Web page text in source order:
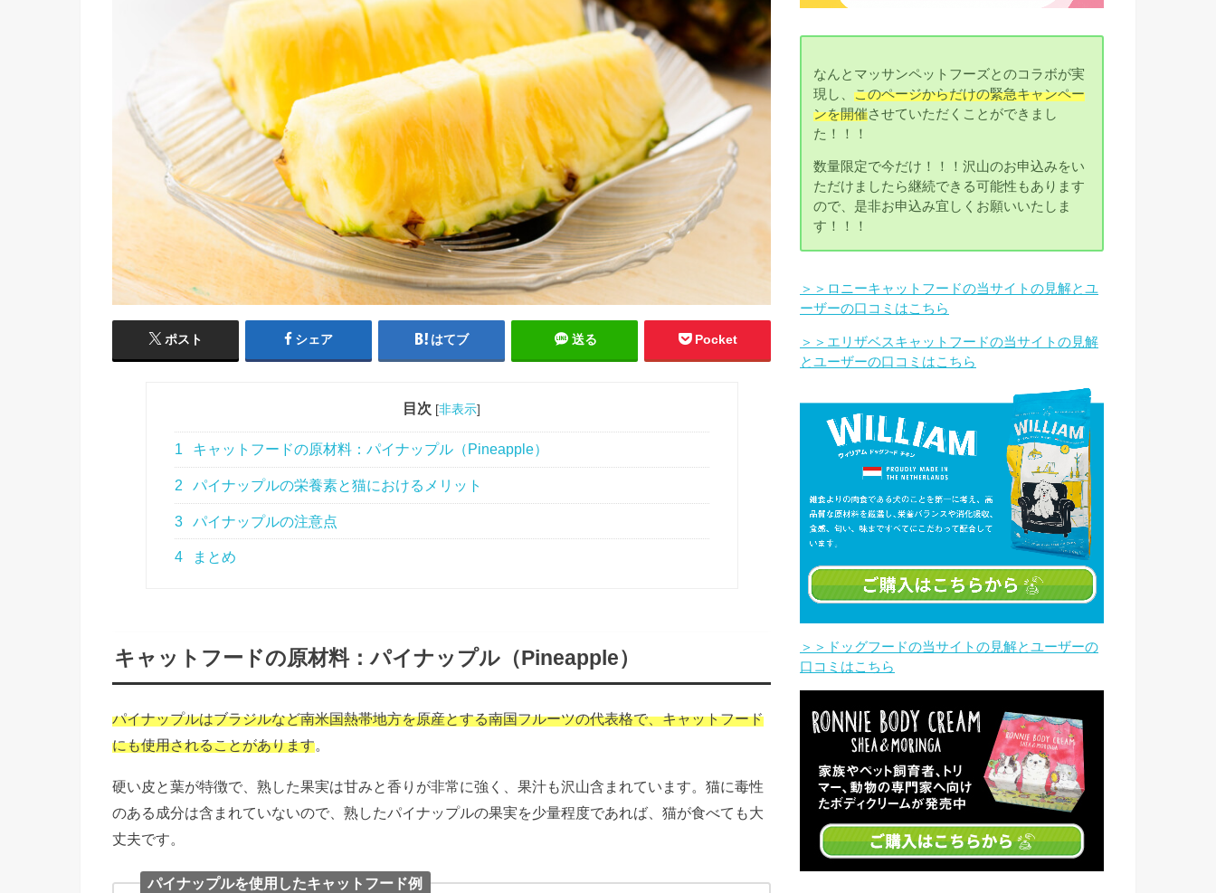
ポスト シェア はてブ 送る Pocket
目次 [非表示]
1 キャットフードの原材料：パイナップル（Pineapple）
2 パイナップルの栄養素と猫におけるメリット
3 パイナップルの注意点
4 まとめ
キャットフードの原材料：パイナップル（Pineapple）
パイナップルはブラジルなど南米国熱帯地方を原産とする南国フルーツの代表格で、キャットフード
にも使用されることがあります。
硬い皮と葉が特徴で、熟した果実は甘みと香りが非常に強く、果汁も沢山含まれています。猫に毒性
のある成分は含まれていないので、熟したパイナップルの果実を少量程度であれば、猫が食べても大
丈夫です。
パイナップルを使用したキャットフード例
なんとマッサンペットフーズとのコラボが実
現し、このページからだけの緊急キャンペー
ンを開催させていただくことができまし
た！！！
数量限定で今だけ！！！沢山のお申込みをい
ただけましたら継続できる可能性もあります
ので、是非お申込み宜しくお願いいたしま
す！！！
＞＞ロニーキャットフードの当サイトの見解とユ
ーザーの口コミはこちら
＞＞エリザベスキャットフードの当サイトの見解
とユーザーの口コミはこちら
＞＞ドッグフードの当サイトの見解とユーザーの
口コミはこちら